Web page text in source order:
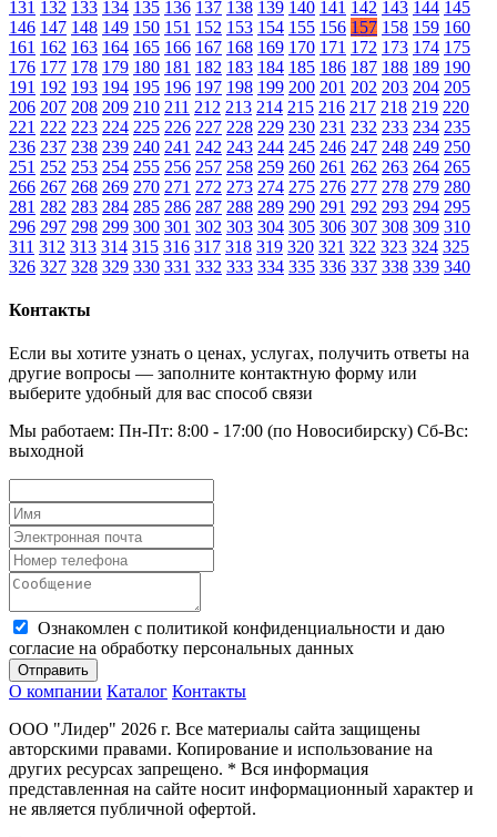
131 132 133 134 135 136 137 138 139 140 141 142 143 144 145
146 147 148 149 150 151 152 153 154 155 156 157 158 159 160
161 162 163 164 165 166 167 168 169 170 171 172 173 174 175
176 177 178 179 180 181 182 183 184 185 186 187 188 189 190
191 192 193 194 195 196 197 198 199 200 201 202 203 204 205
206 207 208 209 210 211 212 213 214 215 216 217 218 219 220
221 222 223 224 225 226 227 228 229 230 231 232 233 234 235
236 237 238 239 240 241 242 243 244 245 246 247 248 249 250
251 252 253 254 255 256 257 258 259 260 261 262 263 264 265
266 267 268 269 270 271 272 273 274 275 276 277 278 279 280
281 282 283 284 285 286 287 288 289 290 291 292 293 294 295
296 297 298 299 300 301 302 303 304 305 306 307 308 309 310
311 312 313 314 315 316 317 318 319 320 321 322 323 324 325
326 327 328 329 330 331 332 333 334 335 336 337 338 339 340
Контакты
Если вы хотите узнать о ценах, услугах, получить ответы на
другие вопросы — заполните контактную форму или
выберите удобный для вас способ связи
Мы работаем: Пн-Пт: 8:00 - 17:00 (по Новосибирску) Сб-Вс:
выходной
Ознакомлен с политикой конфиденциальности и даю
согласие на обработку персональных данных
Отправить
О компании Каталог Контакты
ООО "Лидер" 2026 г. Все материалы сайта защищены
авторскими правами. Копирование и использование на
других ресурсах запрещено. * Вся информация
представленная на сайте носит информационный характер и
не является публичной офертой.